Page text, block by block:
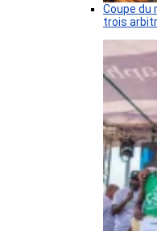
Coupe du
trois